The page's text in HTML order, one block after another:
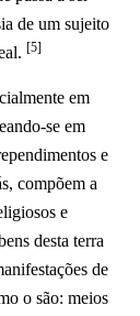
de um sujeito
[5]
em
se em
e
compõem a
e
desta terra
de
o são: meios